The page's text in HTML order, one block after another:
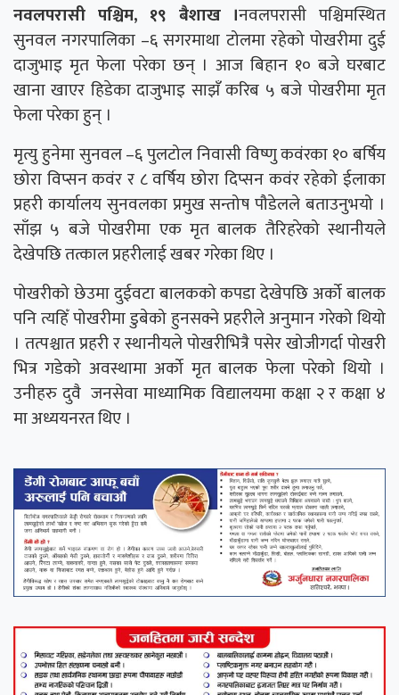
नवलपरासी पश्चिम, १९ बैशाख ।नवलपरासी पश्चिमस्थित
सुनवल नगरपालिका –६ सगरमाथा टोलमा रहेको पोखरीमा दुई
दाजुभाइ मृत फेला परेका छन् । आज बिहान १० बजे घरबाट
खाना खाएर हिडेका दाजुभाइ साझँ करिब ५ बजे पोखरीमा मृत
फेला परेका हुन् ।
मृत्यु हुनेमा सुनवल –६ पुलटोल निवासी विष्णु कवंरका १० बर्षिय
छोरा विप्सन कवंर र ८ वर्षिय छोरा दिप्सन कवंर रहेको ईलाका
प्रहरी कार्यालय सुनवलका प्रमुख सन्तोष पौडेलले बताउनुभयो ।
साँझ ५ बजे पोखरीमा एक मृत बालक तैरिहरेको स्थानीयले
देखेपछि तत्काल प्रहरीलाई खबर गरेका थिए ।
पोखरीको छेउमा दुईवटा बालकको कपडा देखेपछि अर्को बालक
पनि त्यहिँ पोखरीमा डुबेको हुनसक्ने प्रहरीले अनुमान गरेको थियो
। तत्पश्चात प्रहरी र स्थानीयले पोखरीभित्रै पसेर खोजीगर्दा पोखरी
भित्र गडेको अवस्थामा अर्को मृत बालक फेला परेको थियो ।
उनीहरु दुवै जनसेवा माध्यामिक विद्यालयमा कक्षा २ र कक्षा ४
मा अध्ययनरत थिए ।